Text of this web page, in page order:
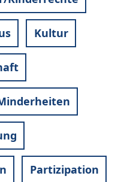
Kultur
Partizipation